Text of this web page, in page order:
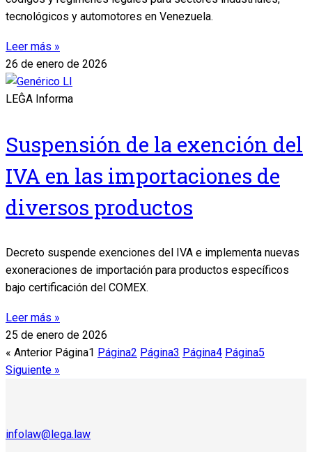
tecnológicos y automotores en Venezuela.
Leer más »
26 de enero de 2026
LEĜA Informa
Suspensión de la exención del
IVA en las importaciones de
diversos productos
Decreto suspende exenciones del IVA e implementa nuevas
exoneraciones de importación para productos específicos
bajo certificación del COMEX.
Leer más »
25 de enero de 2026
« Anterior Página1 Página2 Página3 Página4 Página5
Siguiente »
infolaw@lega.law